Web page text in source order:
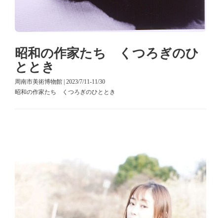
昭和の作家たち くつろぎのひ
ととき
周南市美術博物館 | 2023/7/11-11/30
昭和の作家たち くつろぎのひととき